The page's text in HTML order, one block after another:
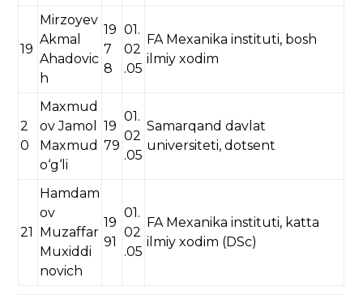
19
Mirzoyev
Akmal
Ahadovic
h
19
7
8
01.
02
.05
FA Mexanika instituti, bosh
ilmiy xodim
2
0
Maxmud
ov Jamol
Maxmud
o‘g‘li
19
79
01.
02
.05
Samarqand davlat
universiteti, dotsent
21
Hamdam
ov
Muzaffar
Muxiddi
novich
19
91
01.
02
.05
FA Mexanika instituti, katta
ilmiy xodim (DSc)